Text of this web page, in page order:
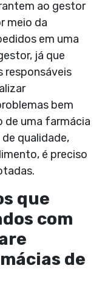
ao gestor
meio da
em uma
já que
responsáveis
bem
de uma farmácia
qualidade,
é preciso
que
com
de